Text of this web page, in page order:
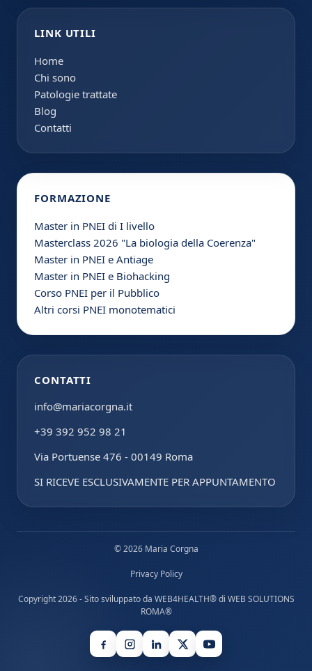
LINK UTILI
Home
Chi sono
Patologie trattate
Blog
Contatti
FORMAZIONE
Master in PNEI di I livello
Masterclass 2026 "La biologia della Coerenza"
Master in PNEI e Antiage
Master in PNEI e Biohacking
Corso PNEI per il Pubblico
Altri corsi PNEI monotematici
CONTATTI
info@mariacorgna.it
+39 392 952 98 21
Via Portuense 476 - 00149 Roma
SI RICEVE ESCLUSIVAMENTE PER APPUNTAMENTO
© 2026 Maria Corgna
Privacy Policy
Copyright 2026 - Sito sviluppato da WEB4HEALTH®di WEB SOLUTIONS
ROMA®